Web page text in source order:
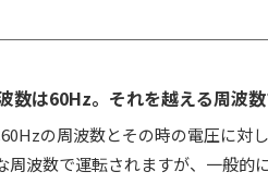
は60Hz。それを越える周波
の周波数とその時の電圧に対
波数で運転されますが、一般